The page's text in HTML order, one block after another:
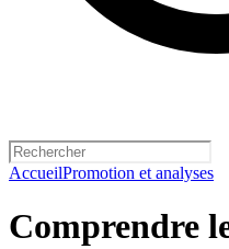
AccueilPromotion et analyses
Comprendre